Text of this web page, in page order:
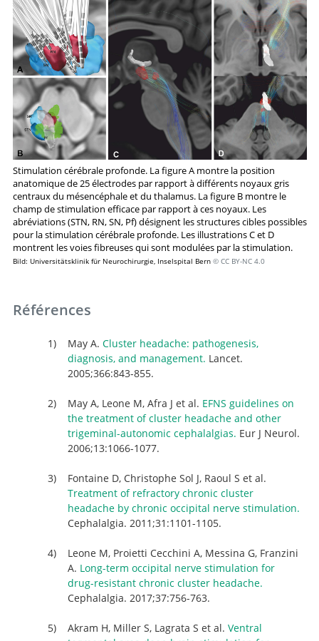
Stimulation cérébrale profonde. La figure A montre la position
anatomique de 25 électrodes par rapport à différents noyaux gris
centraux du mésencéphale et du thalamus. La figure B montre le
champ de stimulation efficace par rapport à ces noyaux. Les
abréviations (STN, RN, SN, Pf) désignent les structures cibles possibles
pour la stimulation cérébrale profonde. Les illustrations C et D
montrent les voies fibreuses qui sont modulées par la stimulation.
Bild: Universitätsklinik für Neurochirurgie, Inselspital Bern © CC BY-NC 4.0
Références
May A. Cluster headache: pathogenesis,
diagnosis, and management. Lancet.
2005;366:843-855.
May A, Leone M, Afra J et al. EFNS guidelines on
the treatment of cluster headache and other
trigeminal-autonomic cephalalgias. Eur J Neurol.
2006;13:1066-1077.
Fontaine D, Christophe Sol J, Raoul S et al.
Treatment of refractory chronic cluster
headache by chronic occipital nerve stimulation.
Cephalalgia. 2011;31:1101-1105.
Leone M, Proietti Cecchini A, Messina G, Franzini
A. Long-term occipital nerve stimulation for
drug-resistant chronic cluster headache.
Cephalalgia. 2017;37:756-763.
Akram H, Miller S, Lagrata S et al. Ventral